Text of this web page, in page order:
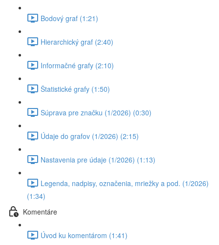
Bodový graf (1:21)
Hierarchický graf (2:40)
Informačné grafy (2:10)
Štatistické grafy (1:50)
Súprava pre značku (1/2026) (0:30)
Údaje do grafov (1/2026) (2:15)
Nastavenia pre údaje (1/2026) (1:13)
Legenda, nadpisy, označenia, mriežky a pod. (1/2026)
(1:34)
Komentáre
Úvod ku komentárom (1:41)